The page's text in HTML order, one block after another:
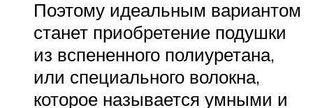
Поэтому идеальным вариантом
станет приобретение подушки
из вспененного полиуретана,
или специального волокна,
которое называется умными и